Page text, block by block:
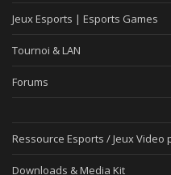
Jeux Esports | Esports Games
Tournoi & LAN
Forums
Ressource Esports / Jeux
Downloads & Media Kit